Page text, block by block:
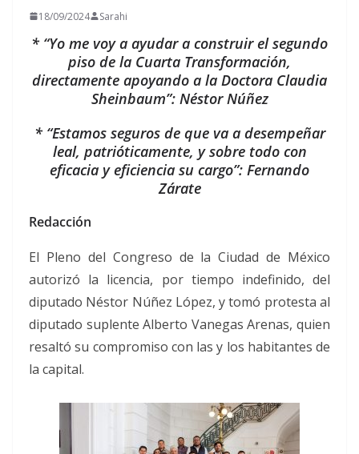
18/09/2024 Sarahi
* “Yo me voy a ayudar a construir el segundo
piso de la Cuarta Transformación,
directamente apoyando a la Doctora Claudia
Sheinbaum”: Néstor Núñez
* “Estamos seguros de que va a desempeñar
leal, patrióticamente, y sobre todo con
eficacia y eficiencia su cargo”: Fernando
Zárate
Redacción
El Pleno del Congreso de la Ciudad de México
autorizó la licencia, por tiempo indefinido, del
diputado Néstor Núñez López, y tomó protesta al
diputado suplente Alberto Vanegas Arenas, quien
resaltó su compromiso con las y los habitantes de
la capital.